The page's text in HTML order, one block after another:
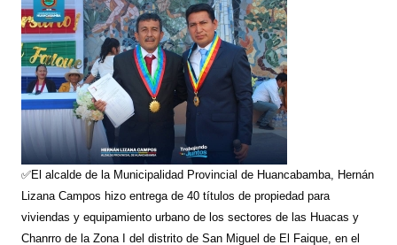
✅El alcalde de la Municipalidad Provincial de Huancabamba, Hernán
Lizana Campos hizo entrega de 40 títulos de propiedad para
viviendas y equipamiento urbano de los sectores de las Huacas y
Chanrro de la Zona I del distrito de San Miguel de El Faique, en el